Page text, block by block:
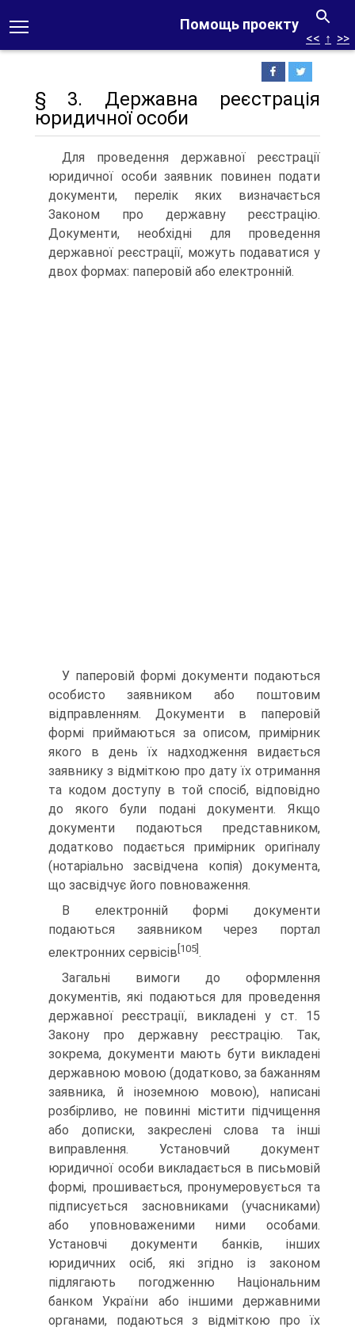
Помощь проекту
<< ↑ >>
§ 3. Державна реєстрація
юридичної особи
Для проведення державної реєстрації
юридичної особи заявник повинен подати
документи, перелік яких визнача­ється
Законом про державну реєстрацію.
Документи, необ­хідні для проведення
державної реєстрації, можуть подава­тися у
двох формах: паперовій або електронній.
У паперовій формі документи подаються
особисто заяв­ником або поштовим
відправленням. Документи в паперо­вій
формі приймаються за описом, примірник
якого в день їх надходження видається
заявнику з відміткою про дату їх отримання
та кодом доступу в той спосіб, відповідно
до якого були подані документи. Якщо
документи подаються представником,
додатково подається примірник оригіналу
(нотаріально засвідчена копія) документа,
що засвідчує його повноваження.
В електронній формі документи
подаються заявником через портал
електронних сервісів [105] .
Загальні вимоги до оформлення
документів, які пода­ються для проведення
державної реєстрації, викладені у ст. 15
Закону про державну реєстрацію. Так,
зокрема, до­кументи мають бути викладені
державною мовою (додатко­во, за бажанням
заявника, й іноземною мовою), написані
розбірливо, не повинні містити підчищення
або дописки, закреслені слова та інші
виправлення. Установчий документ
юридичної особи викладається в письмовій
формі, проши­вається, пронумеровується та
підписується засновниками (учасниками)
або уповноваженими ними особами.
Установчі документи банків, інших
юридичних осіб, які згідно із зако­ном
підлягають погодженню Національним
банком України або іншими державними
органами, подаються з відміткою про їх